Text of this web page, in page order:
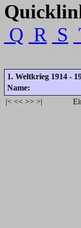
Q R S
1. Weltkrieg 1914 -
Name:
|< << >> >|